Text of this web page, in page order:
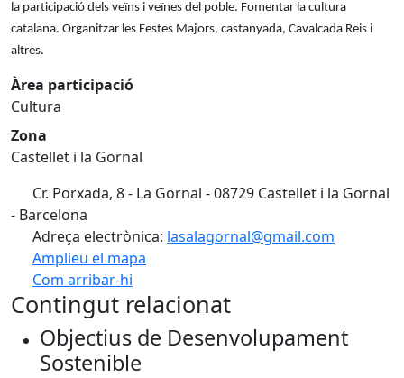
la participació dels veïns i veïnes del poble. Fomentar la cultura
catalana. Organitzar les Festes Majors, castanyada, Cavalcada Reis i
altres.
Àrea participació
Cultura
Zona
Castellet i la Gornal
Cr. Porxada, 8 - La Gornal - 08729 Castellet i la Gornal
- Barcelona
Adreça electrònica: lasalagornal@gmail.com
Amplieu el mapa
Com arribar-hi
+
−
Contingut relacionat
Objectius de Desenvolupament
Sostenible